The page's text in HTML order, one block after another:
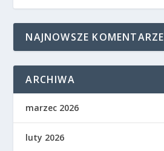
NAJNOWSZE KOMENTARZE
ARCHIWA
marzec 2026
luty 2026